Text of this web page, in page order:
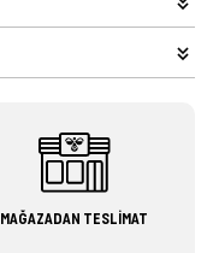
MAĞAZADAN TESLİMAT